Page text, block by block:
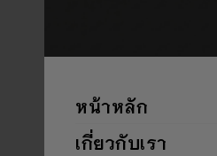
หน้าหลัก
เกี่ยวกับเรา